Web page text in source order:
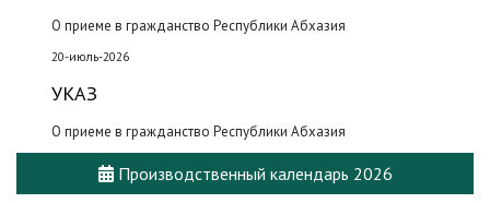
О приеме в гражданство Республики Абхазия
20-июль-2026
УКАЗ
О приеме в гражданство Республики Абхазия
Производственный календарь 2026